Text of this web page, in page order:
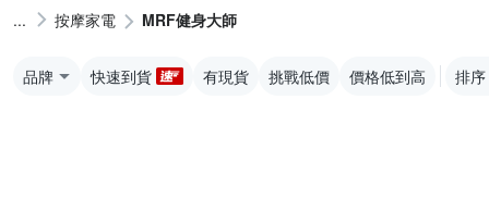
按摩家電 MRF健身大師
品牌 快速到貨 有現貨 挑戰低價 價格低到高 排序